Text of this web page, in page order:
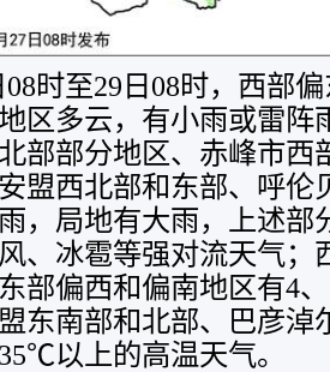
08时至29日08时，西部
区多云，有小雨或雷阵
部部分地区、赤峰市西
盟西北部和东部、呼伦
，局地有大雨，上述部
、冰雹等强对流天气；
部偏西和偏南地区有4
东南部和北部、巴彦淖
以上的高温天气。